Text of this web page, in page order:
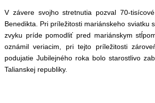
V závere svojho stretnutia pozval 70-
Benedikta. Pri príležitosti mariánskeho
zvyku príde pomodliť pred mariánskym
oznámil veriacim, pri tejto príležitosti
podujatie Jubilejného roka bolo starostlivo
Talianskej republiky.